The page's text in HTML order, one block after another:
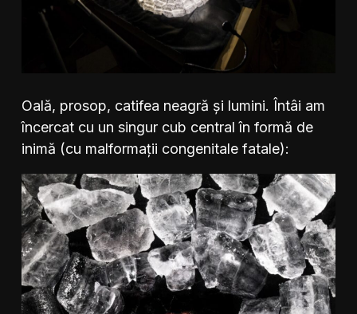
Oală, prosop, catifea neagră și lumini. Întâi am
încercat cu un singur cub central în formă de
inimă (cu malformații congenitale fatale):